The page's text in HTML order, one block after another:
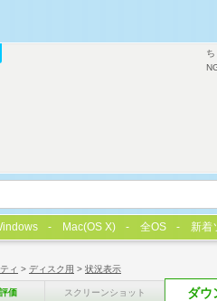
ィ > ディスク用 > 状況表示
価 スクリーンショット ダウ
Mac(OS X) 全OS 新着